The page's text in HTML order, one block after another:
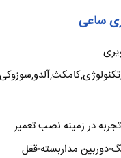
ساعی
در زمینه نصب تعمیر
دوربین مداربسته-قفل